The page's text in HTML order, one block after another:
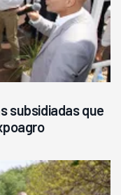
subsidiadas que